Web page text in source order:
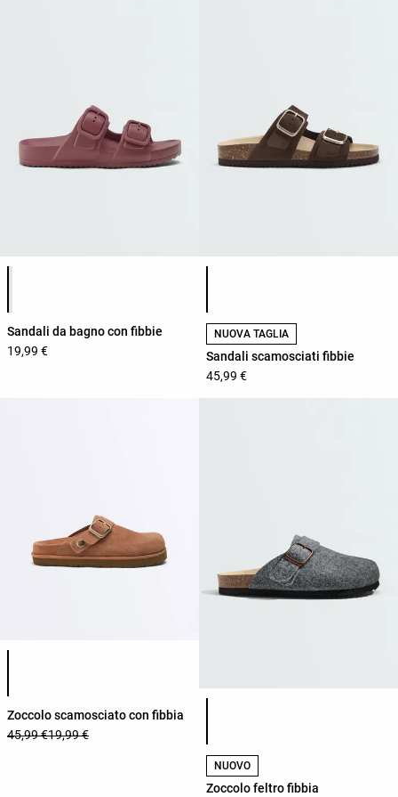
Sandali da bagno con fibbie
19,99 €
NUOVA TAGLIA
Sandali scamosciati fibbie
45,99 €
Elenco dei colori del prodotto
Zoccolo scamosciato con fibbia
45,99 €19,99 €
NUOVO
Zoccolo feltro fibbia